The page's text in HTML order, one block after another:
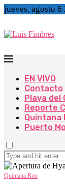
jueves, agosto
EN VIVO
Contacto
Playa del
Reporte
Quintana
Puerto
Quintana Roo